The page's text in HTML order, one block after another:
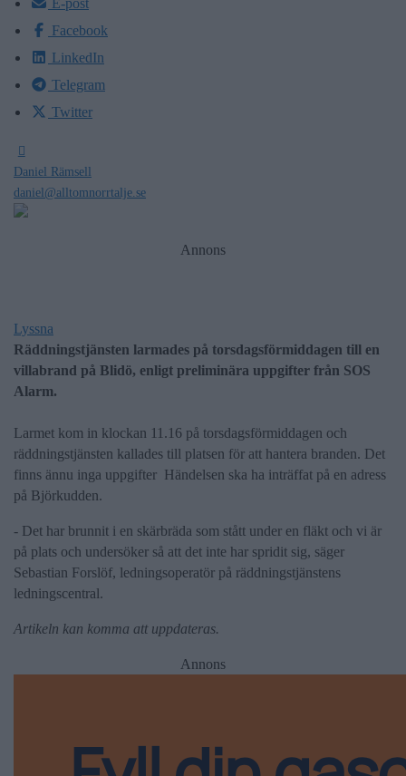
E-post
Facebook
LinkedIn
Telegram
Twitter
Daniel Rämsell
daniel@alltomnorrtalje.se
Annons
Lyssna
Räddningstjänsten larmades på torsdagsförmiddagen till en
villabrand på Blidö, enligt preliminära uppgifter från SOS
Alarm.
Larmet kom in klockan 11.16 på torsdagsförmiddagen och
räddningstjänsten kallades till platsen för att hantera branden. Det
finns ännu inga uppgifter Händelsen ska ha inträffat på en adress
på Björkudden.
- Det har brunnit i en skärbräda som stått under en fläkt och vi är
på plats och undersöker så att det inte har spridit sig, säger
Sebastian Forslöf, ledningsoperatör på räddningstjänstens
ledningscentral.
Artikeln kan komma att uppdateras.
Annons